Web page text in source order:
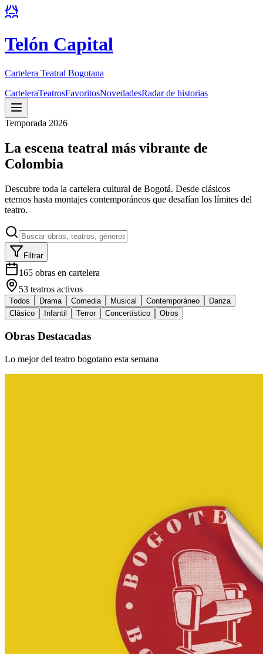
Telón Capital
Cartelera Teatral Bogotana
CarteleraTeatrosFavoritosNovedadesRadar de historias
Temporada 2026
La escena teatral más vibrante de
Colombia
Descubre toda la cartelera cultural de Bogotá. Desde clásicos
eternos hasta montajes contemporáneos que desafían los límites del
teatro.
Filtrar
165 obras en cartelera
53 teatros activos
Todos Drama Comedia Musical Contemporáneo
Danza
Clásico
Infantil Terror Concertístico Otros
Obras Destacadas
Lo mejor del teatro bogotano esta semana